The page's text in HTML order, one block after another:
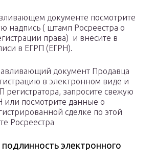
документе посмотрите
надпись ( штамп Росреестра о
права) и внесите в
в ЕГРП (ЕГРН).
документ Продавца
в электронном виде и
регистратора, запросите свежую
или посмотрите данные о
сделке по этой
Росреестра
электронного